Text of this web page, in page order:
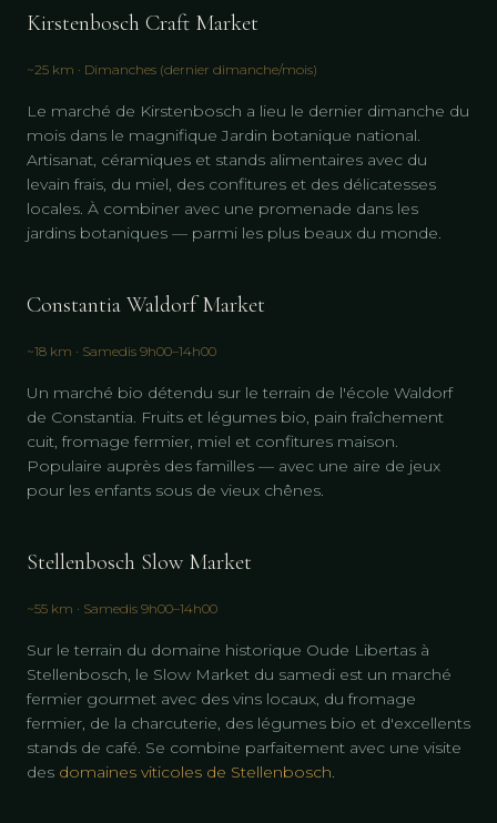
Kirstenbosch Craft Market
~25 km · Dimanches (dernier dimanche/mois)
Le marché de Kirstenbosch a lieu le dernier dimanche du
mois dans le magnifique Jardin botanique national.
Artisanat, céramiques et stands alimentaires avec du
levain frais, du miel, des confitures et des délicatesses
locales. À combiner avec une promenade dans les
jardins botaniques — parmi les plus beaux du monde.
Constantia Waldorf Market
~18 km · Samedis 9h00–14h00
Un marché bio détendu sur le terrain de l'école Waldorf
de Constantia. Fruits et légumes bio, pain fraîchement
cuit, fromage fermier, miel et confitures maison.
Populaire auprès des familles — avec une aire de jeux
pour les enfants sous de vieux chênes.
Stellenbosch Slow Market
~55 km · Samedis 9h00–14h00
Sur le terrain du domaine historique Oude Libertas à
Stellenbosch, le Slow Market du samedi est un marché
fermier gourmet avec des vins locaux, du fromage
fermier, de la charcuterie, des légumes bio et d'excellents
stands de café. Se combine parfaitement avec une visite
des domaines viticoles de Stellenbosch.